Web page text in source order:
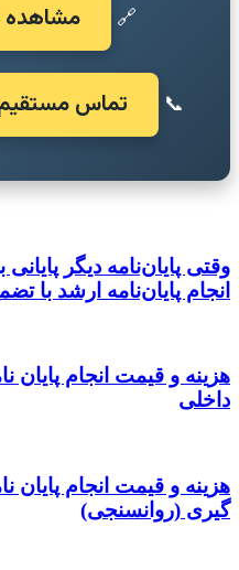
🔗 مشاهده
📞 تماس مستقیم: 0912-091-
وقتی پایان‌نامه دیگر
انجام پایان‌نامه ارشد با
هزینه و قیمت انجام پایان
داخلی
هزینه و قیمت انجام
گیری (روانسنجی)